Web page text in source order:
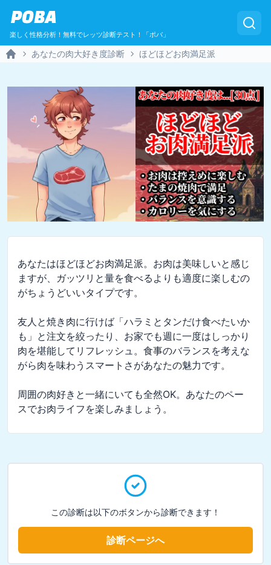
POBA
楽しく性格分析！無料でレッツ診断テスト！「ポバ」
あなたの肉大好き度診断 ほどほどお肉満足派
あなたはほどほどお肉満足派。お肉は美味しいと感じ
ますが、ガッツリと量を食べるよりも適度に楽しむの
がちょうどいいタイプです。
友人と焼き肉に行けば「ハラミとタンだけ食べたいか
も」と注文を絞ったり、お家でも週に一度はしっかり
肉を堪能してリフレッシュ。食事のバランスを考えな
がら肉を味わうスマートさがあなたの魅力です。
周囲の肉好きと一緒にいても全然OK。あなたのペー
スでお肉ライフを楽しみましょう。
この診断は以下のボタンから診断できます！
診断ページへ